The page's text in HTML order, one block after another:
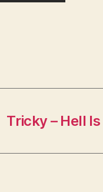
Tricky – Hell